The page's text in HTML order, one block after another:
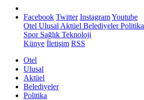
Facebook Twitter InstagramYoutube
Otel Ulusal Aktüel BelediyelerPolitika
SporSağlık Teknoloji
Künye İletişim RSS
Otel
Ulusal
Aktüel
Belediyeler
Politika